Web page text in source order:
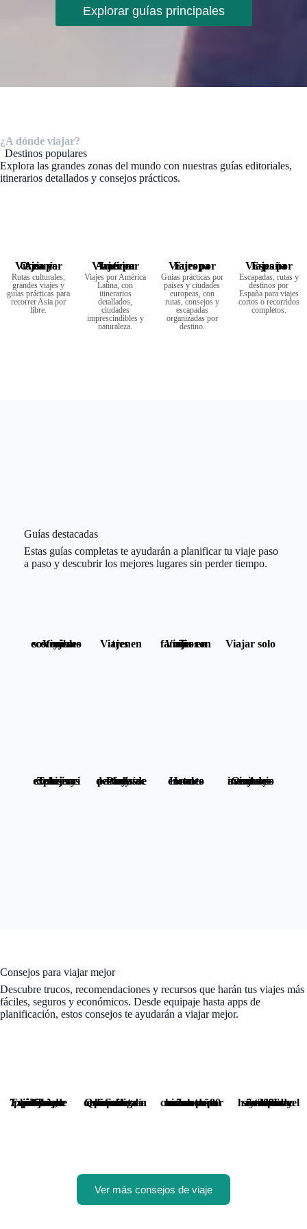
Explorar guías principales
¿A dónde viajar?
Destinos populares
Explora las grandes zonas del mundo con nuestras guías editoriales,
itinerarios detallados y consejos prácticos.
Viajes por Asia y Oceanía
Rutas culturales,
grandes viajes y
guías prácticas para
recorrer Asia por
libre.
Viajes por América Latina
Viajes por América
Latina, con
itinerarios
detallados,
ciudades
imprescindibles y
naturaleza.
Viajes por Europa
Guías prácticas por
países y ciudades
europeas, con
rutas, consejos y
escapadas
organizadas por
destino.
Viajes por España
Escapadas, rutas y
destinos por
España para viajes
cortos o recorridos
completos.
Guías destacadas
Estas guías completas te ayudarán a planificar tu viaje paso
a paso y descubrir los mejores lugares sin perder tiempo.
Viajes sostenibles y ecoturismo Viajes en tren Viajes en familia con niños Viajar solo
Turismo de lujo y experiencias exclusivas Playas paradisíacas y destinos de sol Hoteles con encanto Grandes viajes y aventuras internacionales
Consejos para viajar mejor
Descubre trucos, recomendaciones y recursos que harán tus viajes más
fáciles, seguros y económicos. Desde equipaje hasta apps de
planificación, estos consejos te ayudarán a viajar mejor.
7 castillos de España que visitar en otoño: historia, niebla y paisajes de película Qué meter en la maleta para una escapada de otoño: la guía definitiva 7 casas rurales con chimenea por menos de 80 euros para este otoño 7 rutas de senderismo entre castaños y hayas para el otoño de 2026
Ver más consejos de viaje